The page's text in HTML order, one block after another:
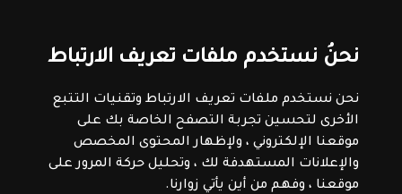
نحنُ نستخدم ملفات تعريف الارتباط
نحن نستخدم ملفات تعريف الارتباط وتقنيات التتبع
الأخرى لتحسين تجربة التصفح الخاصة بك على
موقعنا الإلكتروني ، ولإظهار المحتوى المخصص
والإعلانات المستهدفة لك ، وتحليل حركة المرور على
موقعنا ، وفهم من أين يأتي زوارنا.